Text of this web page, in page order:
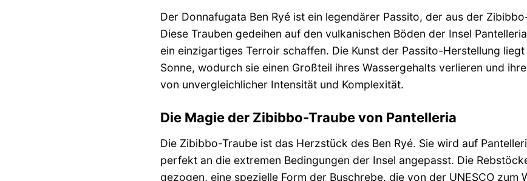
Der Donnafugata Ben Ryé ist ein legendärer Passito, der aus der
Diese Trauben gedeihen auf den vulkanischen Böden der Insel
ein einzigartiges Terroir schaffen. Die Kunst der Passito-Herstellung
Sonne, wodurch sie einen Großteil ihres Wassergehalts verlieren und
von unvergleichlicher Intensität und Komplexität.
Die Magie der Zibibbo-Traube von Pantelleria
Die Zibibbo-Traube ist das Herzstück des Ben Ryé. Sie wird auf
perfekt an die extremen Bedingungen der Insel angepasst. Die
gezogen, eine spezielle Form der Buschrebe, die von der UNESCO